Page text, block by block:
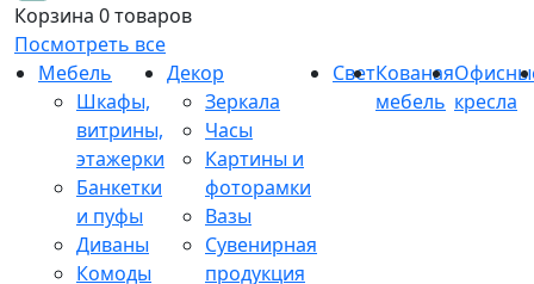
Корзина 0 товаров
Посмотреть все
Мебель
Шкафы,
витрины,
этажерки
Банкетки
и пуфы
Диваны
Комоды
Декор
Зеркала
Часы
Картины и
фоторамки
Вазы
Сувенирная
продукция
СветКованая
мебель кресла